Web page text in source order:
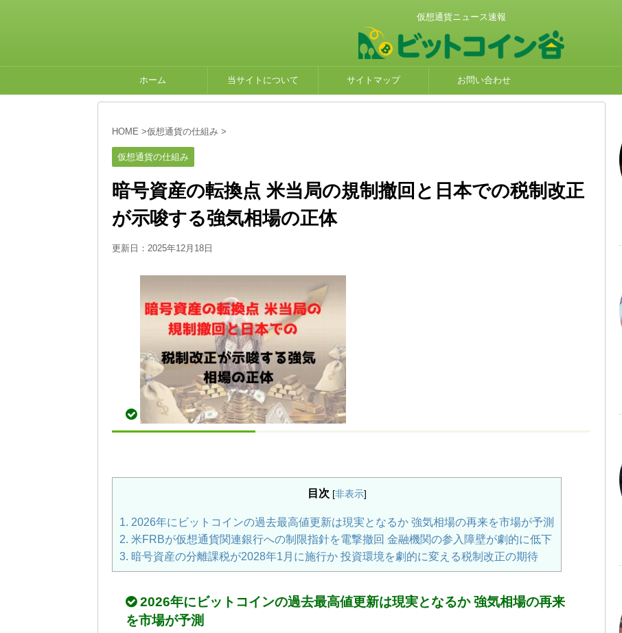
仮想通貨ニュース速報
ホーム 当サイトについて サイトマップ お問い合わせ
HOME >仮想通貨の仕組み >
仮想通貨の仕組み
暗号資産の転換点 米当局の規制撤回と日本での税制改正
が示唆する強気相場の正体
更新日： 2025年12月18日
目次 [非表示]
1. 2026年にビットコインの過去最高値更新は現実となるか 強気相場の再来を市場が予測
2. 米FRBが仮想通貨関連銀行への制限指針を電撃撤回 金融機関の参入障壁が劇的に低下
3. 暗号資産の分離課税が2028年1月に施行か 投資環境を劇的に変える税制改正の期待
2026年にビットコインの過去最高値更新は現実となるか 強気相場の再来
を市場が予測